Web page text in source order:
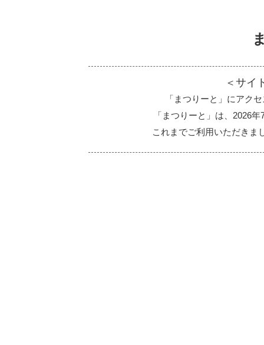
＜サイ
「まつりーと」にアク
「まつりーと」は、2026
これまでご利用いただきま